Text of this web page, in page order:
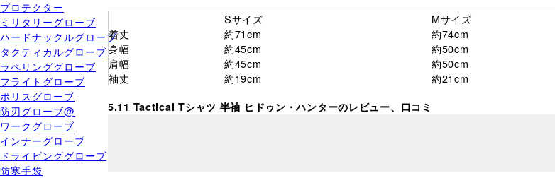
プロテクター
ミリタリーグローブ
ハードナックルグローブ
タクティカルグローブ
ラペリンググローブ
フライトグローブ
ポリスグローブ
防刃グローブ@
ワークグローブ
インナーグローブ
ドライビンググローブ
防寒手袋
Sサイズ
Mサイズ
着丈
約71cm 約74cm
身幅
約45cm 約50cm
肩幅
約45cm 約50cm
袖丈
約19cm 約21cm
5.11 Tactical Tシャツ 半袖 ヒドゥン・ハンターのレビュー、口コミ